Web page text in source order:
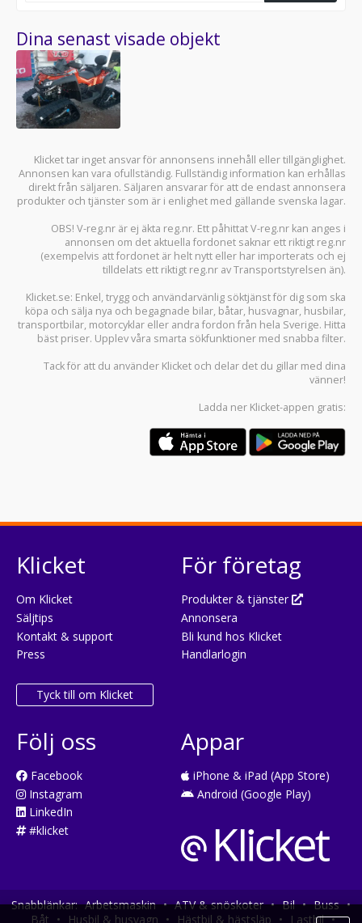
Dina senast visade objekt
Klicket tar inget ansvar för annonsens innehåll eller tillgänglighet.
Annonsen kan vara ofullständig. Fullständig information kan erhållas
direkt från säljaren. Säljaren ansvarar för att de endast annonsera
produkter och tjänster som är i enlighet med gällande svenska lagar.
OBS! V-reg.nr är ej äkta reg.nr. Ett påhittat V-reg.nr kan anges i
annonsen om det aktuella fordonet saknar ett riktigt reg.nr
(exempelvis att fordonet är helt nytt eller har importerats och ej
tilldelats ett riktigt reg.nr av Transportstyrelsen än).
Klicket.se: Enkel, trygg och användarvänlig söktjänst för dig som ska
köpa och sälja nya och begagnade bilar, båtar, husvagnar, husbilar,
transportbilar, motorcyklar eller andra fordon från hela Sverige. Hitta
bäst priser. Upplev våra smarta sökfunktioner med snabba filter.
Tack för att du använder Klicket och delar det du gillar med dina
vänner!
Ladda ner Klicket-appen gratis:
Klicket
Om Klicket
Säljtips
Kontakt & support
Press
Tyck till om Klicket
För företag
Produkter & tjänster
Annonsera
Bli kund hos Klicket
Handlarlogin
Följ oss
Facebook
Instagram
LinkedIn
#klicket
Appar
iPhone & iPad (App Store)
Android (Google Play)
Snabblänkar: Arbetsmaskin • ATV & snöskoter • Bil • Buss •
Båt • Husbil & husvagn • Hästbil & hästsläp • Lastbil •